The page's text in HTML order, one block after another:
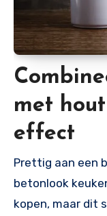
met
effect
Prettig aan een
betonlook
kopen, maar dit